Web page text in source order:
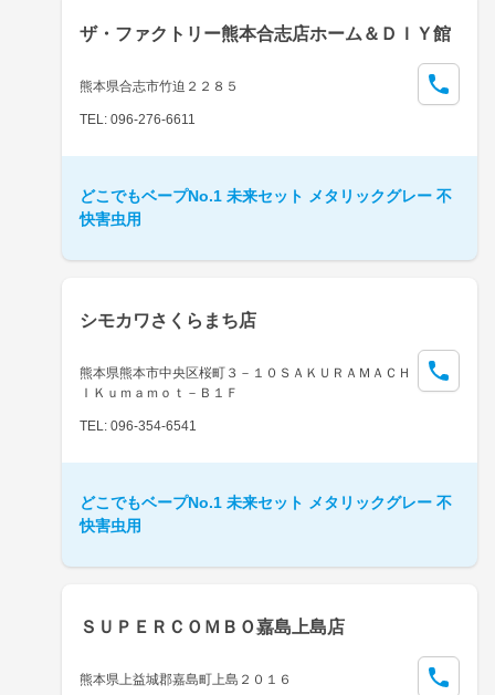
ザ・ファクトリー熊本合志店ホーム＆ＤＩＹ館
熊本県合志市竹迫２２８５
TEL: 096-276-6611
どこでもベープNo.1 未来セット メタリックグレー 不
快害虫用
シモカワさくらまち店
熊本県熊本市中央区桜町３－１０ＳＡＫＵＲＡＭＡＣＨ
ＩＫｕｍａｍｏｔ－Ｂ１Ｆ
TEL: 096-354-6541
どこでもベープNo.1 未来セット メタリックグレー 不
快害虫用
ＳＵＰＥＲＣＯＭＢＯ嘉島上島店
熊本県上益城郡嘉島町上島２０１６